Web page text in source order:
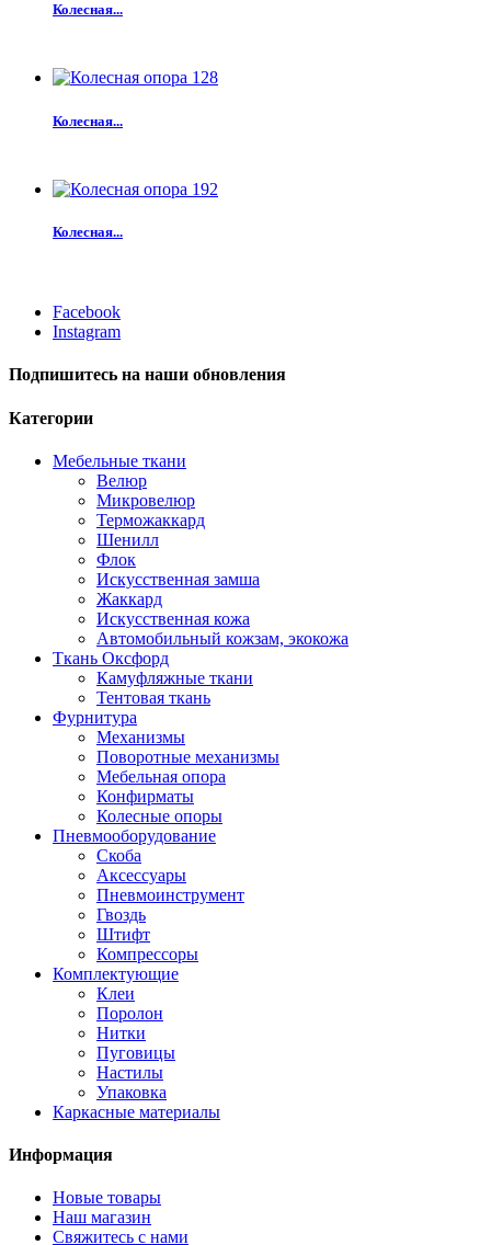
Колесная...
Колесная...
Колесная...
Facebook
Instagram
Подпишитесь на наши обновления
Категории
Мебельные ткани
Велюр
Микровелюр
Терможаккард
Шенилл
Флок
Искусственная замша
Жаккард
Искусственная кожа
Автомобильный кожзам, экокожа
Ткань Оксфорд
Камуфляжные ткани
Тентовая ткань
Фурнитура
Механизмы
Поворотные механизмы
Мебельная опора
Конфирматы
Колесные опоры
Пневмооборудование
Скоба
Аксессуары
Пневмоинструмент
Гвоздь
Штифт
Компрессоры
Комплектующие
Клеи
Поролон
Нитки
Пуговицы
Настилы
Упаковка
Каркасные материалы
Информация
Новые товары
Наш магазин
Свяжитесь с нами